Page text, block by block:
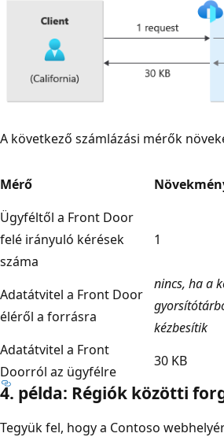
A következő számlázási mérők
Mérő
Ügyféltől a Front Door
felé irányuló kérések
száma
1
Adatátvitel a Front Door
éléről a forrásra
nincs, ha a
kézbesítik
Adatátvitel a Front
Doorról az ügyfélre
30 KB
4. példa: Régiók közötti
Tegyük fel, hogy a Contoso